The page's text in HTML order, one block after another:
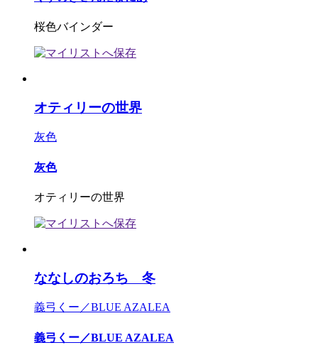
桜色バインダー
オティリーの世界
灰色
灰色
オティリーの世界
ななしのおろち 冬
義弓くー／BLUE AZALEA
義弓くー／BLUE AZALEA